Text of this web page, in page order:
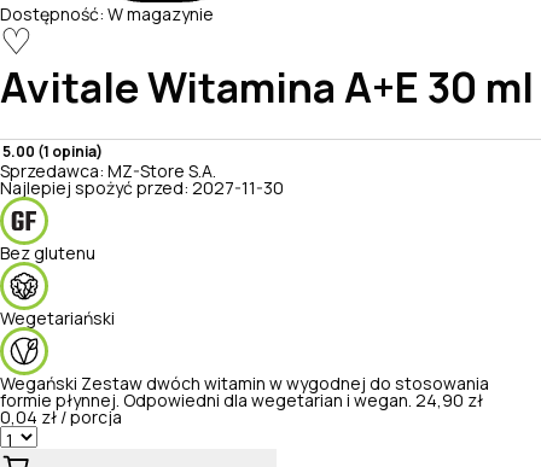
Dostępność: W magazynie
♡
Avitale Witamina A+E 30 ml
5.00 (1 opinia)
Sprzedawca: MZ-Store S.A.
Najlepiej spożyć przed: 2027-11-30
Bez glutenu
Wegetariański
Wegański Zestaw dwóch witamin w wygodnej do stosowania
formie płynnej. Odpowiedni dla wegetarian i wegan. 24,90 zł
0,04 zł / porcja